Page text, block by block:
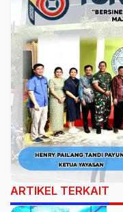
ARTIKEL TERKAIT